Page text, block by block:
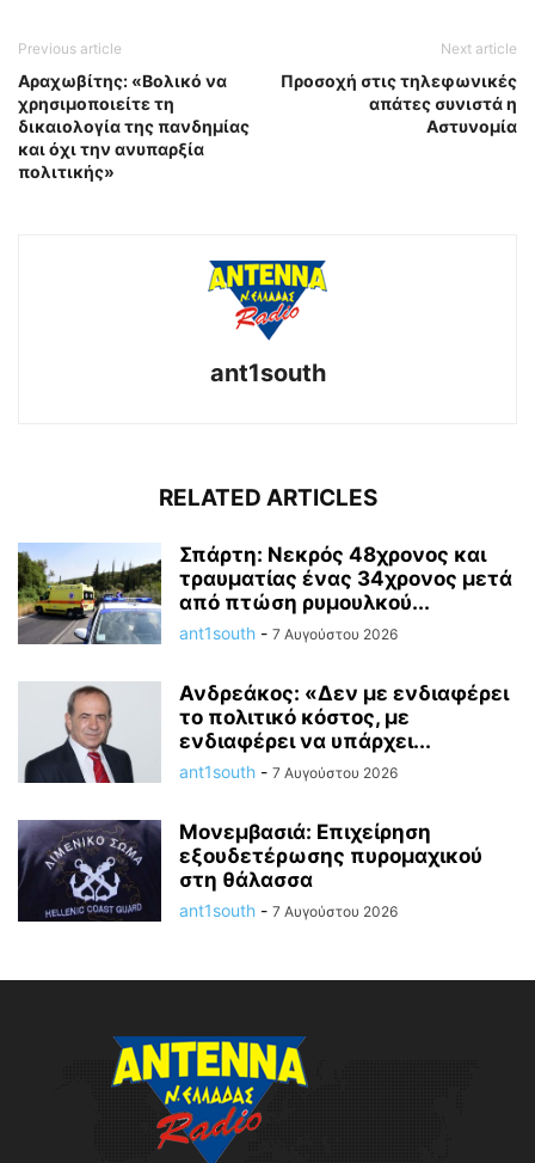
Previous article
Αραχωβίτης: «Bολικό να
χρησιμοποιείτε τη
δικαιολογία της πανδημίας
και όχι την ανυπαρξία
πολιτικής»
Next article
Προσοχή στις τηλεφωνικές
απάτες συνιστά η
Αστυνομία
ant1south
RELATED ARTICLES
Σπάρτη: Νεκρός 48χρονος και
τραυματίας ένας 34χρονος μετά
από πτώση ρυμουλκού...
ant1south - 7 Αυγούστου 2026
Ανδρεάκος: «Δεν με ενδιαφέρει
το πολιτικό κόστος, με
ενδιαφέρει να υπάρχει...
ant1south - 7 Αυγούστου 2026
Μονεμβασιά: Επιχείρηση
εξουδετέρωσης πυρομαχικού
στη θάλασσα
ant1south - 7 Αυγούστου 2026